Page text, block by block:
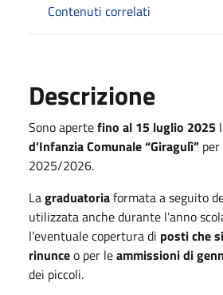
Contenuti correlati
Descrizione
Sono apertefino al 15 luglio 2025
d’Infanzia Comunale “Giragulì”
2025/2026.
Lagraduatoriaformata a seguito
utilizzata anche durante l’anno
l’eventuale copertura di posti che
rinunceo per leammissioni di
dei piccoli.